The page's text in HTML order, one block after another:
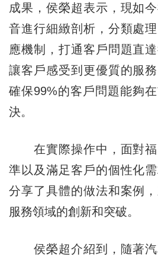
成果，侯榮超表示，現如
音進行細緻剖析，分類處
應機制，打通客戶問題直
讓客戶感受到更優質的服
確保99%的客戶問題能夠
決。
在實際操作中，面對福
準以及滿足客戶的個性化
分享了具體的做法和案例
服務領域的創新和突破。
侯榮超介紹到，隨著汽